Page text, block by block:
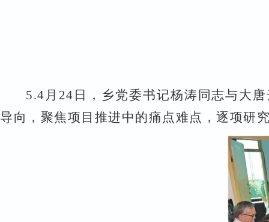
5.4 月 24 日，乡党委书记杨涛同志与大
导向，聚焦项目推进中的痛点难点，逐项研